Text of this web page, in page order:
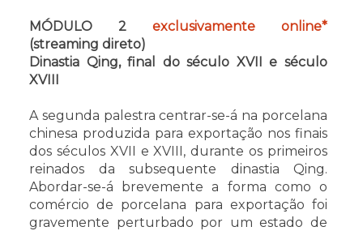
MÓDULO 2 exclusivamente online*
(streaming direto)
Dinastia Qing, final do século XVII e século
XVIII
A segunda palestra centrar-se-á na porcelana
chinesa produzida para exportação nos finais
dos séculos XVII e XVIII, durante os primeiros
reinados da subsequente dinastia Qing.
Abordar-se-á brevemente a forma como o
comércio de porcelana para exportação foi
gravemente perturbado por um estado de